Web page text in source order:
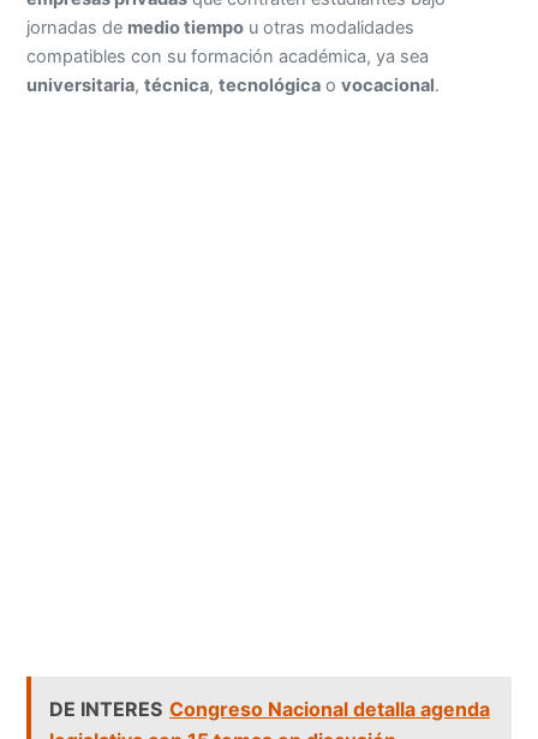
jornadas de medio tiempo u otras modalidades
compatibles con su formación académica, ya sea
universitaria,técnica,tecnológica ovocacional.
DE INTERES Congreso Nacional detalla agenda